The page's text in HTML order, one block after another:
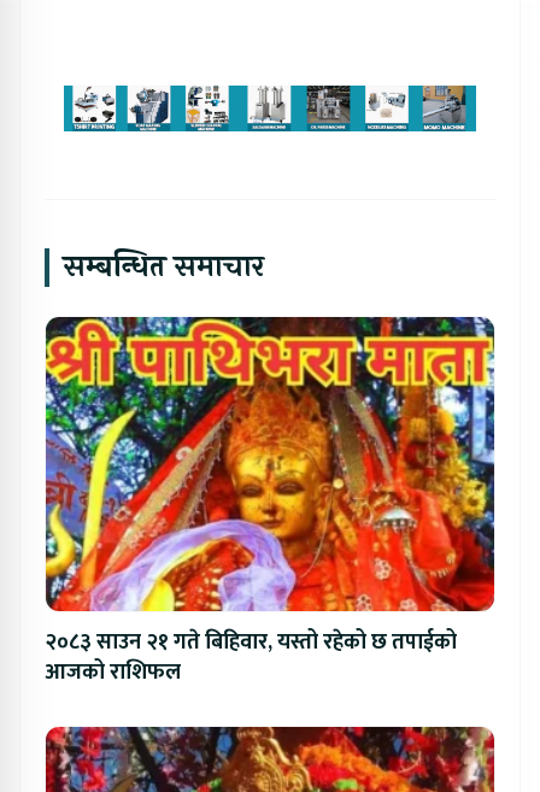
सम्बन्धित समाचार
२०८३ साउन २१ गते बिहिवार, यस्तो रहेको छ तपाईको
आजको राशिफल